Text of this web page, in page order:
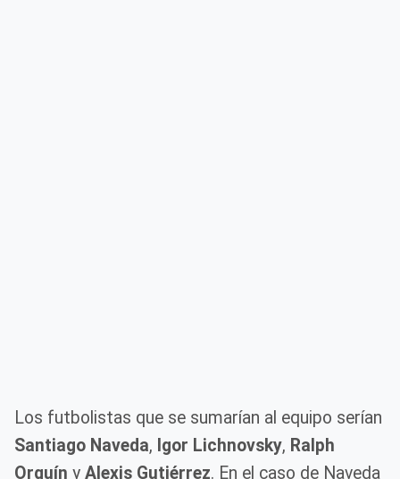
Los futbolistas que se sumarían al equipo serían
Santiago Naveda, Igor Lichnovsky, Ralph
Orquín y Alexis Gutiérrez. En el caso de Naveda